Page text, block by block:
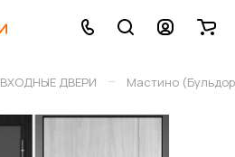
ВХОДНЫЕ ДВЕРИ – Мастино